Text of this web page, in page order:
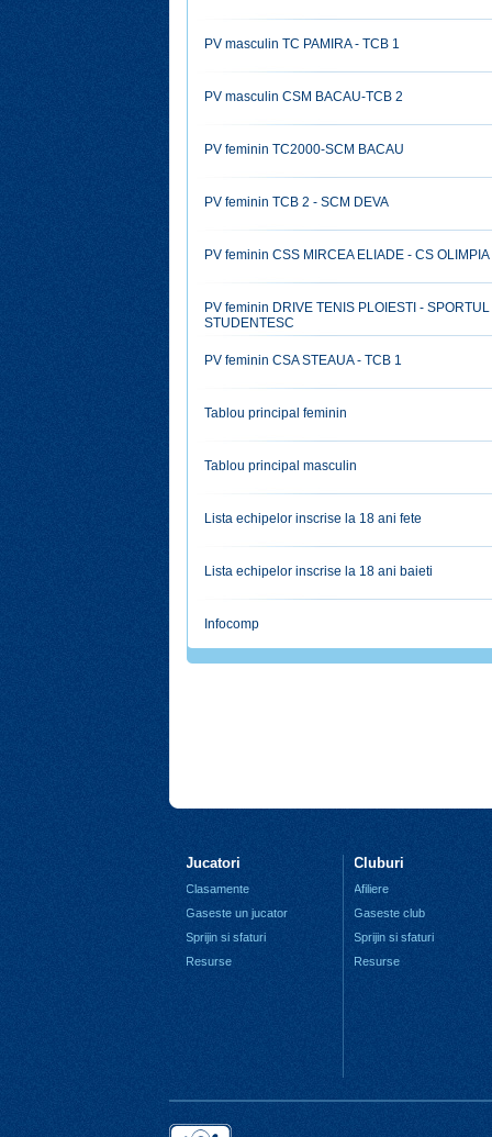
PV masculin TC PAMIRA - TCB 1
PV masculin CSM BACAU-TCB 2
PV feminin TC2000-SCM BACAU
PV feminin TCB 2 - SCM DEVA
PV feminin CSS MIRCEA ELIADE - CS
PV feminin DRIVE TENIS PLOIESTI - SPORTUL
STUDENTESC
PV feminin CSA STEAUA - TCB 1
Tablou principal feminin
Tablou principal masculin
Lista echipelor inscrise la 18 ani fete
Lista echipelor inscrise la 18 ani baieti
Infocomp
Jucatori
Clasamente
Gaseste un jucator
Sprijin si sfaturi
Resurse
Cluburi
Afiliere
Gaseste club
Sprijin si sfaturi
Resurse